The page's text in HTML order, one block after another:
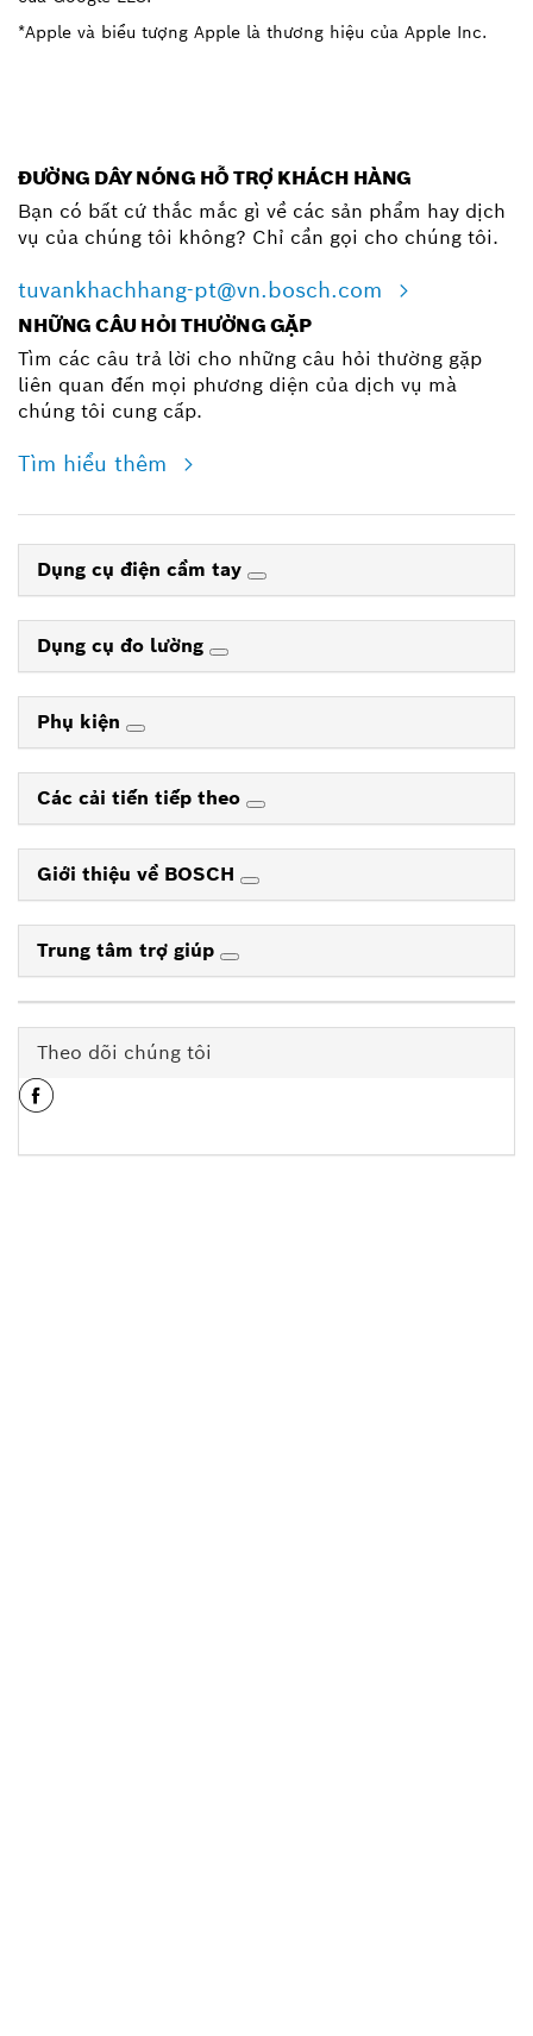
*Apple và biểu tượng Apple là thương hiệu của Apple Inc.
ĐƯỜNG DÂY NÓNG HỖ TRỢ KHÁCH HÀNG
Bạn có bất cứ thắc mắc gì về các sản phẩm hay dịch
vụ của chúng tôi không? Chỉ cần gọi cho chúng tôi.
tuvankhachhang-pt@vn.bosch.com
NHỮNG CÂU HỎI THƯỜNG GẶP
Tìm các câu trả lời cho những câu hỏi thường gặp
liên quan đến mọi phương diện của dịch vụ mà
chúng tôi cung cấp.
Tìm hiểu thêm
Dụng cụ điện cầm tay
Dụng cụ đo lường
Phụ kiện
Các cải tiến tiếp theo
Giới thiệu về BOSCH
Trung tâm trợ giúp
Theo dõi chúng tôi